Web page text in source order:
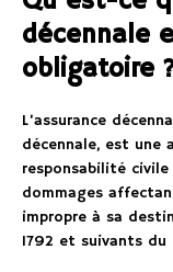
décennale
obligatoire
L’assurance
décennale, est une
responsabilité
dommages
impropre à sa
1792 et suivants du